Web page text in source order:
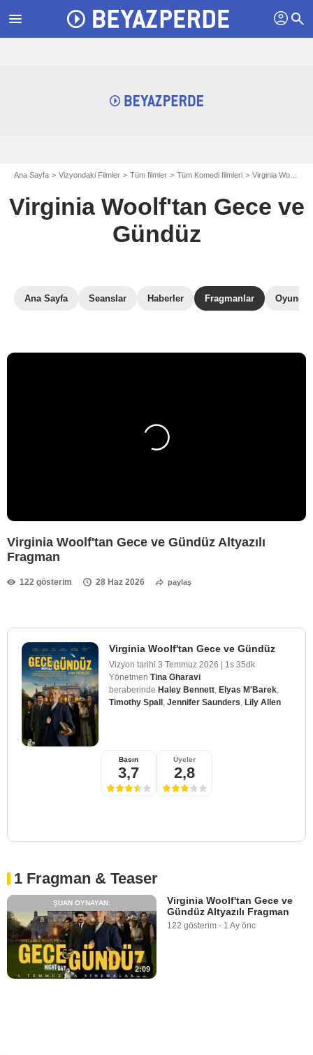
menu profil search
Ana Sayfa Vizyondaki Filmler Tüm filmler Tüm Komedi filmleri Virginia Woolf'tan Gece ve Gündüz
Virginia Woolf'tan Gece ve
Gündüz
Ana Sayfa Seanslar Haberler Fragmanlar
Virginia Woolf'tan Gece ve Gündüz Altyazılı
Fragman
122 gösterim 28 Haz 2026 paylaş
Virginia Woolf'tan Gece ve Gündüz
Vizyon tarihi 3 Temmuz 2026 | 1s 35dk
Yönetmen Tina Gharavi
beraberinde Haley Bennett Elyas M'Barek
Timothy Spall Jennifer Saunders Lily Allen
Basın
3,7
Üyeler
2,8
1 Fragman & Teaser
2:09
ŞUAN OYNAYAN:
Virginia Woolf'tan Gece ve
Gündüz Altyazılı Fragman
122 gösterim - 1 Ay önc